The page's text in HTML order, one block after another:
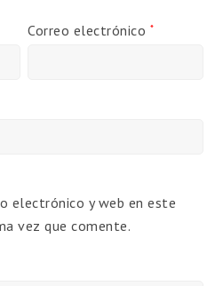
Correo electrónico *
electrónico y web en este
vez que comente.